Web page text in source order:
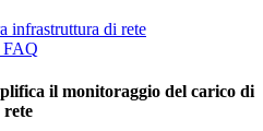
infrastruttura di rete
FAQ
il monitoraggio del carico di
rete